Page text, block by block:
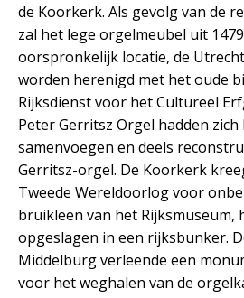
de Koorkerk. Als gevolg van de
zal het lege orgelmeubel uit
oorspronkelijk locatie, de
worden herenigd met het oude
Rijksdienst voor het Cultureel
Peter Gerritsz Orgel hadden
samenvoegen en deels
Gerritsz-orgel. De Koorkerk
Tweede Wereldoorlog voor
bruikleen van het Rijksmuseum,
opgeslagen in een rijksbunker.
Middelburg verleende een
voor het weghalen van de